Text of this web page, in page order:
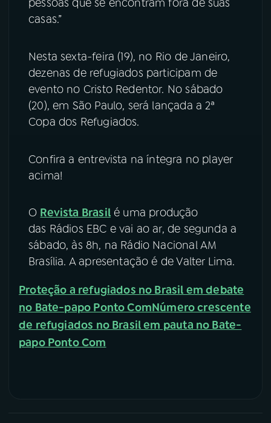
casas.”
Nesta sexta-feira (19), no Rio de Janeiro,
dezenas de refugiados participam de
evento no Cristo Redentor. No sábado
(20), em São Paulo, será lançada a 2ª
Copa dos Refugiados.
Confira a entrevista na íntegra no player
acima!
O Revista Brasilé uma produção
das Rádios EBC e vai ao ar, de segunda a
sábado, às 8h, na Rádio Nacional AM
Brasília. A apresentação é de Valter Lima.
Proteção a refugiados no Brasil em debate
no Bate-papo Ponto ComNúmero crescente
de refugiados no Brasil em pauta no Bate-
papo Ponto Com